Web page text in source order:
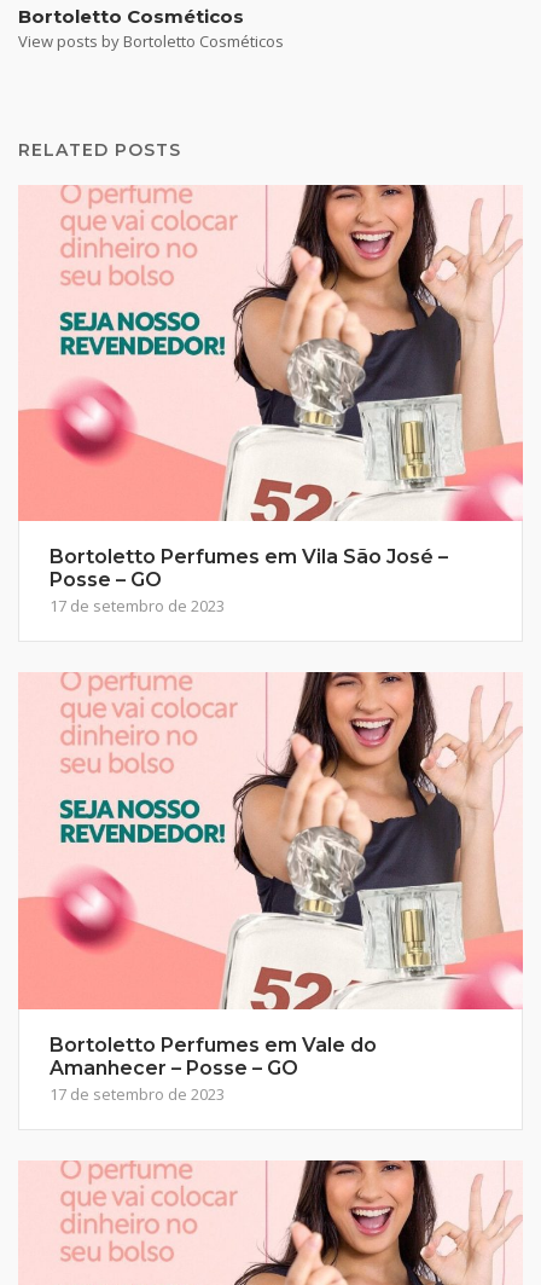
Bortoletto Cosméticos
View posts by Bortoletto Cosméticos
RELATED POSTS
Bortoletto Perfumes em Vila São José –
Posse – GO
17 de setembro de 2023
Bortoletto Perfumes em Vale do
Amanhecer – Posse – GO
17 de setembro de 2023